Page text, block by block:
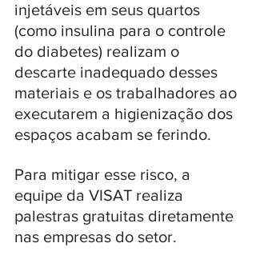
injetáveis em seus quartos
(como insulina para o controle
do diabetes) realizam o
descarte inadequado desses
materiais e os trabalhadores ao
executarem a higienização dos
espaços acabam se ferindo.
Para mitigar esse risco, a
equipe da VISAT realiza
palestras gratuitas diretamente
nas empresas do setor.